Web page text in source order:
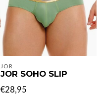
JOR
JOR SOHO SLIP
€28,95